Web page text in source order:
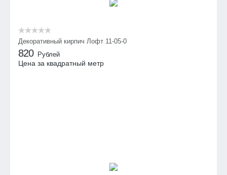
Декоративный кирпич Лофт 11-05-0
820 Рублей
Цена за квадратный метр